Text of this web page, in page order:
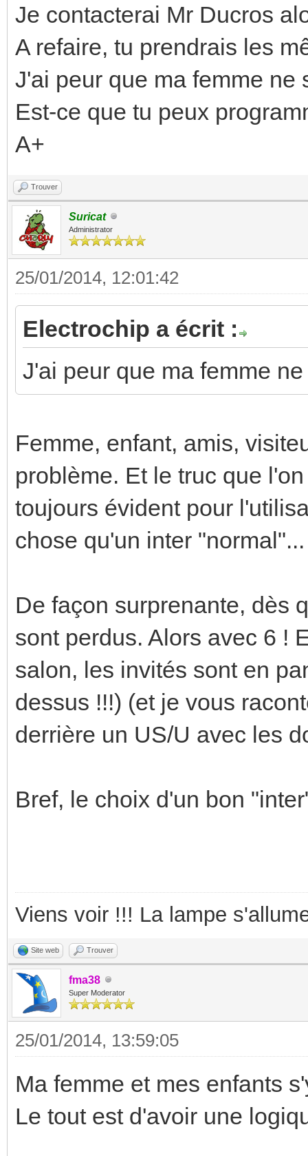
Je contacterai Mr Ducros
A refaire, tu prendrais les
J'ai peur que ma femme ne
Est-ce que tu peux
A+
Trouver
Suricat
Administrator
25/01/2014, 12:01:42
Electrochip a écrit :
J'ai peur que ma femme
Femme, enfant, amis,
problème. Et le truc que
toujours évident pour
chose qu'un inter "normal"...
De façon surprenante, dès
sont perdus. Alors avec 6 !
salon, les invités sont en
dessus !!!) (et je vous
derrière un US/U avec les
Bref, le choix d'un bon
Viens voir !!! La lampe
Site web Trouver
fma38
Super Moderator
25/01/2014, 13:59:05
Ma femme et mes enfants
Le tout est d'avoir une